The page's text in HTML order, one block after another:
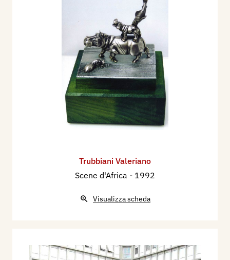
Trubbiani Valeriano
Scene d'Africa - 1992
Visualizza scheda